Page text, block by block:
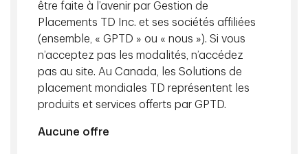
avril 05 2022
Partage des connaissances – Série Apprendre
2022 - Présentation des conférenciers
Contactez-nous
être faite à l’avenir par Gestion de
Placements TD Inc. et ses sociétés affiliées
(ensemble, « GPTD » ou « nous »). Si vous
n’acceptez pas les modalités, n’accédez
pas au site. Au Canada, les Solutions de
placement mondiales TD représentent les
produits et services offerts par GPTD.
Aucune offre